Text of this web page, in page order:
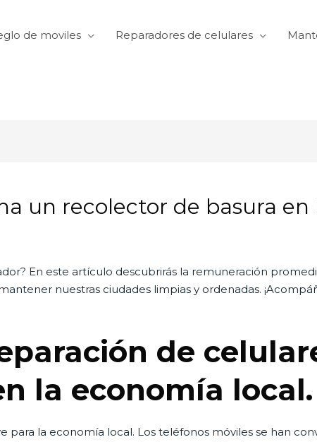
de moviles Reparadores de celulares
un recolector de basura en
En este artículo descubrirás la remuneración
nuestras ciudades limpias y ordenadas.
de
la economía local.
para la economía local. Los teléfonos móviles se han